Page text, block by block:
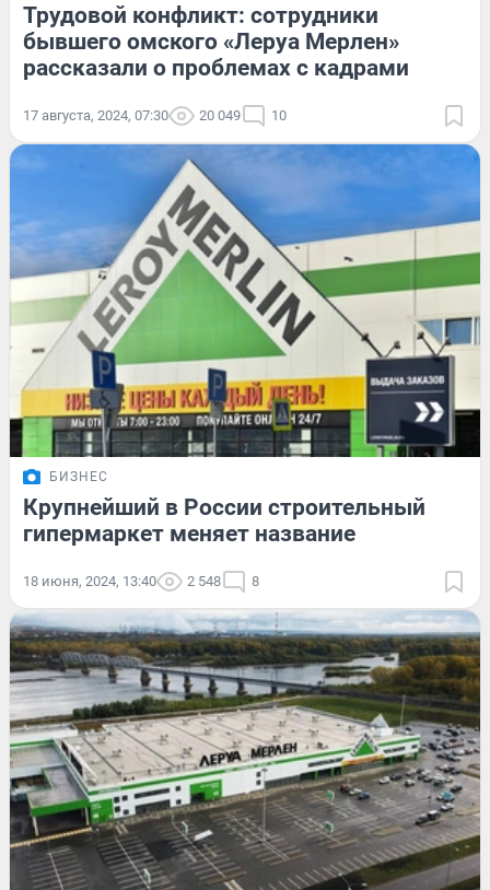
Трудовой конфликт: сотрудники
бывшего омского «Леруа Мерлен»
рассказали о проблемах с кадрами
17 августа, 2024, 07:30 20 049 10
БИЗНЕС
Крупнейший в России строительный
гипермаркет меняет название
18 июня, 2024, 13:40 2 548 8